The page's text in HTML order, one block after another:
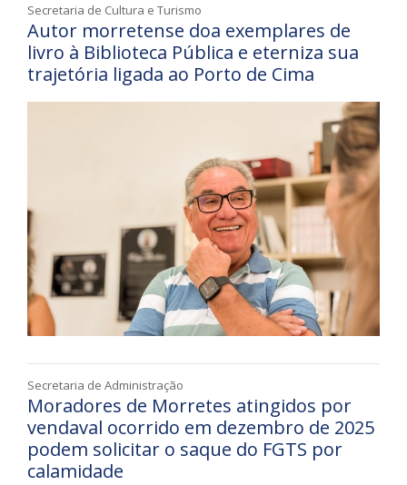
Secretaria de Cultura e Turismo
Autor morretense doa exemplares de
livro à Biblioteca Pública e eterniza sua
trajetória ligada ao Porto de Cima
Secretaria de Administração
Moradores de Morretes atingidos por
vendaval ocorrido em dezembro de 2025
podem solicitar o saque do FGTS por
calamidade